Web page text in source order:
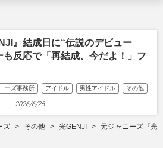
』結成日に“伝説のデビュー
も反応で「再結成、今だよ！」フ
ーズ事務所 アイドル 男性アイドル その他
2026/6/26
ズ その他 光GENJI 元ジャニーズ『光